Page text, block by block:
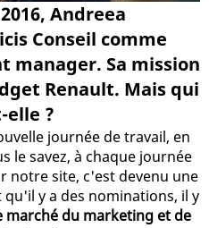
Andreea
Conseil comme
manager. Sa mission
Renault. Mais qui
?
journée de travail, en
le savez, à chaque journée
notre site, c'est devenu une
y a des nominations, il y
marché du marketing et de